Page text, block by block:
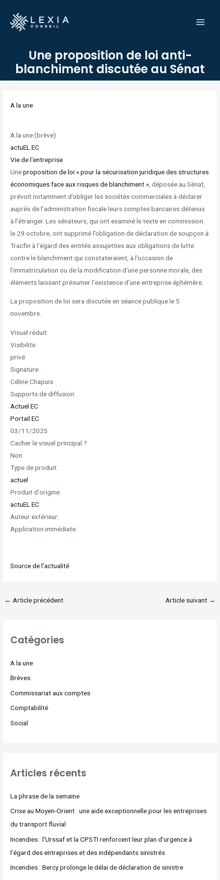
contenu
Une proposition de loi anti-
blanchiment discutée au Sénat
A la une
A la une (brève)
actuEL EC
Vie de l'entreprise
Uneproposition de loi « pour la sécurisation juridique des structures
économiques face aux risques de blanchiment » , déposée au Sénat,
prévoit notamment d’obliger les sociétés commerciales à déclarer
auprès de l’administration fiscale leurs comptes bancaires détenus
à l’étranger. Les sénateurs, qui ont examiné le texte en commission
le 29 octobre, ont supprimé l’obligation de déclaration de soupçon à
Tracfin à l’égard des entités assujetties aux obligations de lutte
contre le blanchiment qui constateraient, à l’occasion de
l’immatriculation ou de la modification d’une personne morale, des
éléments laissant présumer l’existence d’une entreprise éphémère.
La proposition de loi sera discutée en séance publique le 5
novembre.
Visuel réduit:
Visibilite:
privé
Signature:
Céline Chapuis
Supports de diffusion:
Actuel EC
Portail EC
03/11/2025
Cacher le visuel principal ?:
Non
Type de produit:
actuel
Produit d'origine:
actuEL EC
Auteur extérieur:
Application immédiate:
Source de l’actualité
← Article précédent Article suivant →
Catégories
A la une
Brèves
Commissariat aux comptes
Comptabilité
Social
Articles récents
La phrase de la semaine
Crise au Moyen-Orient : une aide exceptionnelle pour les entreprises
du transport fluvial
Incendies : l'Urssaf et la CPSTI renforcent leur plan d'urgence à
l'égard des entreprises et des indépendants sinistrés
Incendies : Bercy prolonge le délai de déclaration de sinistre